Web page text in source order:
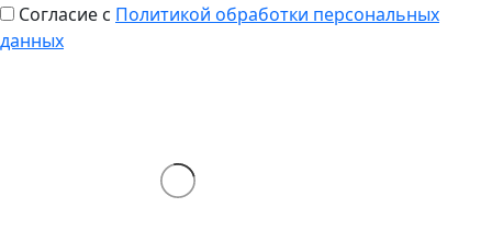
Согласие с Политикой обработки персональных
данных